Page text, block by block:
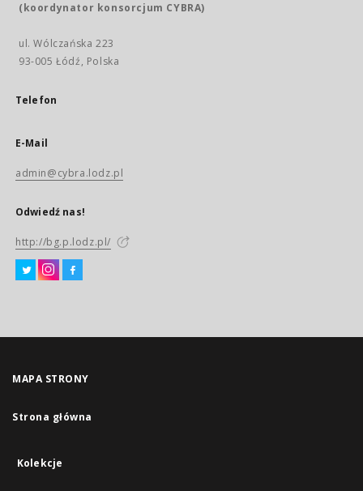
(koordynator konsorcjum CYBRA)
ul. Wólczańska 223
93-005 Łódź, Polska
Telefon
E-Mail
admin@cybra.lodz.pl
Odwiedź nas!
http://bg.p.lodz.pl/
MAPA STRONY
Strona główna
Kolekcje